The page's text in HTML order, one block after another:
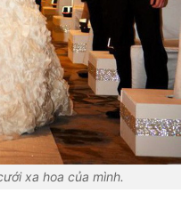
xa hoa của mình.